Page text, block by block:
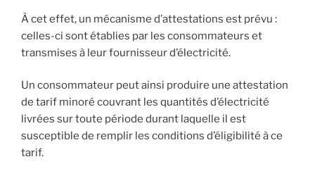
À cet effet, un mécanisme d’attestations est prévu :
celles-ci sont établies par les consommateurs et
transmises à leur fournisseur d’électricité.
Un consommateur peut ainsi produire une attestation
de tarif minoré couvrant les quantités d’électricité
livrées sur toute période durant laquelle il est
susceptible de remplir les conditions d’éligibilité à ce
tarif.